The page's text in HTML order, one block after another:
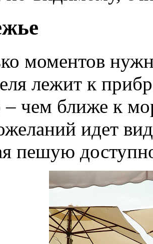
моментов
лежит к
– чем ближе к
идет
пешую